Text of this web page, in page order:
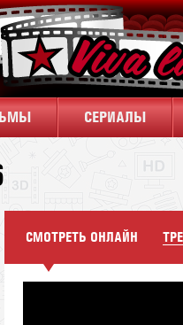
CЕРИАЛЫ
СМОТРЕТЬ ОНЛАЙН